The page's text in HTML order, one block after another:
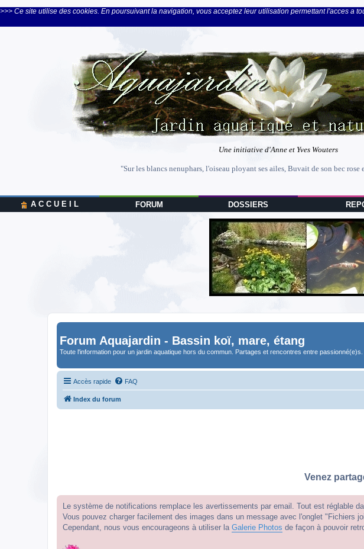
>>> Ce site utilise des cookies. En poursuivant la navigation, vous acceptez leur utilisation permettant l'acces a
Une initiative d'Anne et Yves Wouters
"Sur les blancs nenuphars, l'oiseau ployant ses ailes, Buvait de son bec rose
A C C U E I L FORUM DOSSIERS
Forum Aquajardin - Bassin koï, mare, étang
Toute l'information pour un jardin aquatique hors du commun. Partages et rencontres entre passionné(e)s.
Accès rapide FAQ
Index du forum
Venez
Le système de notifications remplace les avertissements par email. Tout est réglable
Vous pouvez charger facilement des images dans un message avec l'onglet "Fichiers
Cependant, nous vous encourageons à utiliser la Galerie Photos de façon à pouvoir